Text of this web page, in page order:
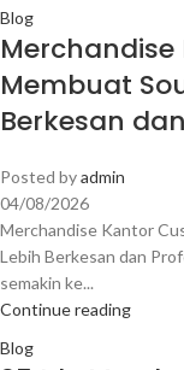
Blog
Membuat
Berkesan
Posted byadmin
04/08/2026
Merchandise Kantor
Lebih Berkesan dan
semakin ke...
Continue reading
Blog